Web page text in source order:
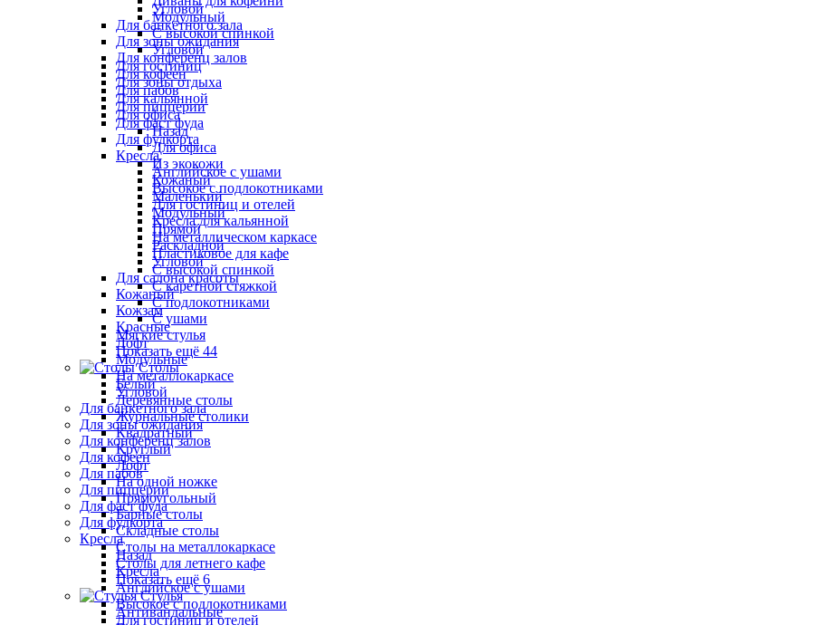
Угловой
Для банкетного зала
Для зоны ожидания
Для конференц залов
Для кофеен
Для пабов
Для пиццерии
Для фаст фуда
Для фудкорта
Кресла
Английское с ушами
Высокое с подлокотниками
Для гостиниц и отелей
Кресла для кальянной
На металлическом каркасе
Пластиковое для кафе
С высокой спинкой
С каретной стяжкой
С подлокотниками
С ушами
Мягкие стулья
Показать ещё 44
Столы
Белый
Деревянные столы
Журнальные столики
Квадратный
Круглый
Лофт
На одной ножке
Прямоугольный
Барные столы
Складные столы
Столы на металлокаркасе
Столы для летнего кафе
Показать ещё 6
Стулья
Антивандальные
Модульный
С высокой спинкой
Угловой
Для гостиниц
Для зоны отдыха
Для кальянной
Для офиса
Назад
Для офиса
Из экокожи
Кожаный
Маленький
Модульный
Прямой
Раскладной
Угловой
Для салона красоты
Кожаный
Кожзам
Красные
Лофт
Модульные
На металлокаркасе
Угловой
Для банкетного зала
Для зоны ожидания
Для конференц залов
Для кофеен
Для пабов
Для пиццерии
Для фаст фуда
Для фудкорта
Кресла
Назад
Кресла
Английское с ушами
Высокое с подлокотниками
Для гостиниц и отелей